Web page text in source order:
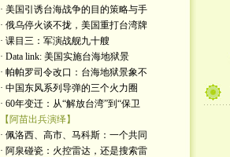
· 美国引诱台海战争的目的策略与手
· 俄乌停火谈不拢，美国重打台湾牌
· 课目三：军演战舰九十艘
· Data link: 美国实施台海地狱景
· 帕帕罗司令改口：台海地狱景象不
· 中国东风系列导弹的三个火力圈
· 60年变迁：从“解放台湾”到“保卫
【阿苗出兵演绎】
· 佩洛西、高市、马科斯：一个共同
· 阿泉碰瓷：火控雷达，还是搜索雷